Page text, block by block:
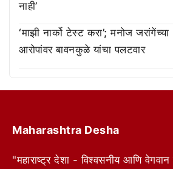
नाही’
‘माझी नार्को टेस्ट करा’; मनोज जरांगेंच्या
आरोपांवर बावनकुळे यांचा पलटवार
Maharashtra Desha
"महाराष्ट्र देशा - विश्वसनीय आणि वेगवान